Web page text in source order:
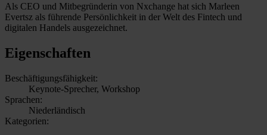
Als CEO und Mitbegründerin von Nxchange hat sich Marleen
Evertsz als führende Persönlichkeit in der Welt des Fintech und
digitalen Handels ausgezeichnet.
Eigenschaften
Beschäftigungsfähigkeit:
Keynote-Sprecher, Workshop
Sprachen:
Niederländisch
Kategorien: